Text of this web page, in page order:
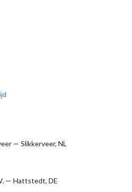
— Slikkerveer, NL
— Hattstedt, DE